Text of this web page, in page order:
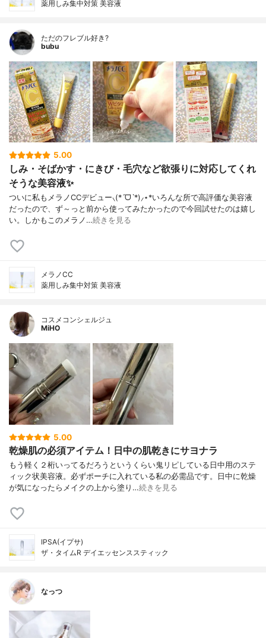
薬用しみ集中対策 美容液
ただのフレブル好き?
bubu
5.00
しみ・そばかす・にきび・毛穴など欲張りに対応してくれ
そうな美容液✨
ついに私もメラノCCデビュー⸜(*ˊᗜˋ*)⸝⋆*いろんな所で高評価な美容液
だったので、ず～っと前から使ってみたかったので今回試せたのは嬉し
い。しかもこのメラノ…続きを見る
メラノCC
薬用しみ集中対策 美容液
コスメコンシェルジュ
MiHO
5.00
乾燥肌の必須アイテム！日中の肌乾きにサヨナラ
もう軽く２桁いってるだろうというくらい鬼リピしている日中用のステ
ィック状美容液。必ずポーチに入れている私の必需品です。日中に乾燥
が気になったらメイクの上から塗り…続きを見る
IPSA(イプサ)
ザ・タイムR デイエッセンススティック
なっつ